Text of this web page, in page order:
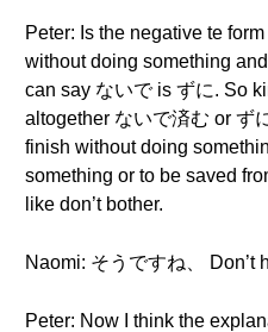
Peter: Is the negative te
without doing something
can say ないで is ずに. So
altogether ないで済む or ず
finish without doing
something or to be saved
like don’t bother.
Naomi: そうですね、 Don’t
Peter: Now I think the